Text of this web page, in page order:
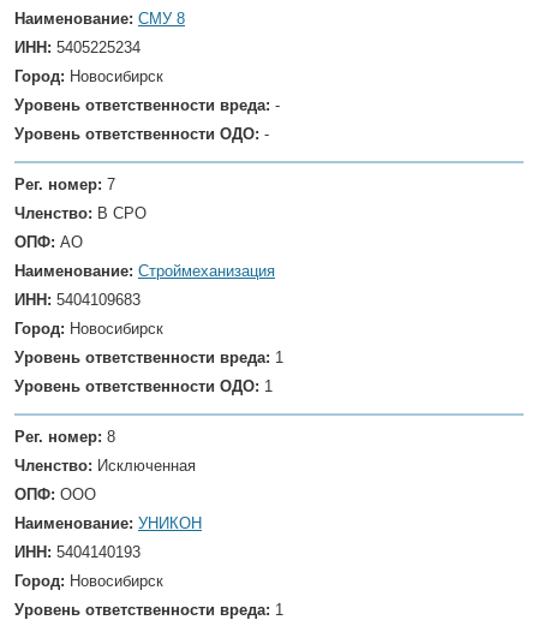
Наименование: СМУ 8
ИНН: 5405225234
Город: Новосибирск
Уровень ответственности вреда: -
Уровень ответственности ОДО: -
Рег. номер: 7
Членство: В СРО
ОПФ: АО
Наименование: Строймеханизация
ИНН: 5404109683
Город: Новосибирск
Уровень ответственности вреда: 1
Уровень ответственности ОДО: 1
Рег. номер: 8
Членство: Исключенная
ОПФ: ООО
Наименование: УНИКОН
ИНН: 5404140193
Город: Новосибирск
Уровень ответственности вреда: 1